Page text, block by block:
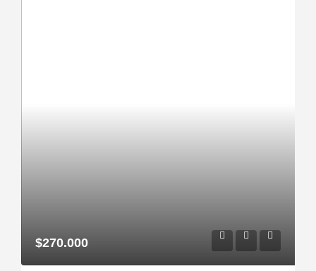
$270.000